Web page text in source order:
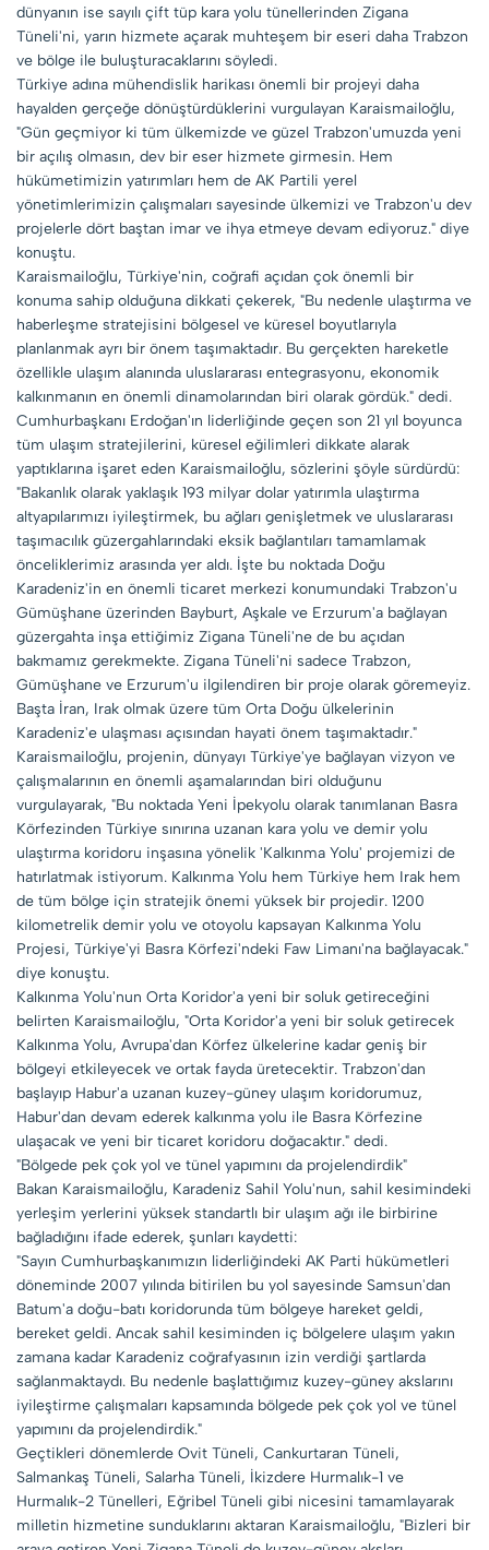
dünyanın ise sayılı çift tüp kara yolu tünellerinden Zigana
Tüneli'ni, yarın hizmete açarak muhteşem bir eseri daha Trabzon
ve bölge ile buluşturacaklarını söyledi.
Türkiye adına mühendislik harikası önemli bir projeyi daha
hayalden gerçeğe dönüştürdüklerini vurgulayan Karaismailoğlu,
"Gün geçmiyor ki tüm ülkemizde ve güzel Trabzon'umuzda yeni
bir açılış olmasın, dev bir eser hizmete girmesin. Hem
hükümetimizin yatırımları hem de AK Partili yerel
yönetimlerimizin çalışmaları sayesinde ülkemizi ve Trabzon'u dev
projelerle dört baştan imar ve ihya etmeye devam ediyoruz." diye
konuştu.
Karaismailoğlu, Türkiye'nin, coğrafi açıdan çok önemli bir
konuma sahip olduğuna dikkati çekerek, "Bu nedenle ulaştırma ve
haberleşme stratejisini bölgesel ve küresel boyutlarıyla
planlanmak ayrı bir önem taşımaktadır. Bu gerçekten hareketle
özellikle ulaşım alanında uluslararası entegrasyonu, ekonomik
kalkınmanın en önemli dinamolarından biri olarak gördük." dedi.
Cumhurbaşkanı Erdoğan'ın liderliğinde geçen son 21 yıl boyunca
tüm ulaşım stratejilerini, küresel eğilimleri dikkate alarak
yaptıklarına işaret eden Karaismailoğlu, sözlerini şöyle sürdürdü:
"Bakanlık olarak yaklaşık 193 milyar dolar yatırımla ulaştırma
altyapılarımızı iyileştirmek, bu ağları genişletmek ve uluslararası
taşımacılık güzergahlarındaki eksik bağlantıları tamamlamak
önceliklerimiz arasında yer aldı. İşte bu noktada Doğu
Karadeniz'in en önemli ticaret merkezi konumundaki Trabzon'u
Gümüşhane üzerinden Bayburt, Aşkale ve Erzurum'a bağlayan
güzergahta inşa ettiğimiz Zigana Tüneli'ne de bu açıdan
bakmamız gerekmekte. Zigana Tüneli'ni sadece Trabzon,
Gümüşhane ve Erzurum'u ilgilendiren bir proje olarak göremeyiz.
Başta İran, Irak olmak üzere tüm Orta Doğu ülkelerinin
Karadeniz'e ulaşması açısından hayati önem taşımaktadır."
Karaismailoğlu, projenin, dünyayı Türkiye'ye bağlayan vizyon ve
çalışmalarının en önemli aşamalarından biri olduğunu
vurgulayarak, "Bu noktada Yeni İpekyolu olarak tanımlanan Basra
Körfezinden Türkiye sınırına uzanan kara yolu ve demir yolu
ulaştırma koridoru inşasına yönelik 'Kalkınma Yolu' projemizi de
hatırlatmak istiyorum. Kalkınma Yolu hem Türkiye hem Irak hem
de tüm bölge için stratejik önemi yüksek bir projedir. 1200
kilometrelik demir yolu ve otoyolu kapsayan Kalkınma Yolu
Projesi, Türkiye'yi Basra Körfezi'ndeki Faw Limanı'na bağlayacak."
diye konuştu.
Kalkınma Yolu'nun Orta Koridor'a yeni bir soluk getireceğini
belirten Karaismailoğlu, "Orta Koridor'a yeni bir soluk getirecek
Kalkınma Yolu, Avrupa'dan Körfez ülkelerine kadar geniş bir
bölgeyi etkileyecek ve ortak fayda üretecektir. Trabzon'dan
başlayıp Habur'a uzanan kuzey-güney ulaşım koridorumuz,
Habur'dan devam ederek kalkınma yolu ile Basra Körfezine
ulaşacak ve yeni bir ticaret koridoru doğacaktır." dedi.
"Bölgede pek çok yol ve tünel yapımını da projelendirdik"
Bakan Karaismailoğlu, Karadeniz Sahil Yolu'nun, sahil kesimindeki
yerleşim yerlerini yüksek standartlı bir ulaşım ağı ile birbirine
bağladığını ifade ederek, şunları kaydetti:
"Sayın Cumhurbaşkanımızın liderliğindeki AK Parti hükümetleri
döneminde 2007 yılında bitirilen bu yol sayesinde Samsun'dan
Batum'a doğu-batı koridorunda tüm bölgeye hareket geldi,
bereket geldi. Ancak sahil kesiminden iç bölgelere ulaşım yakın
zamana kadar Karadeniz coğrafyasının izin verdiği şartlarda
sağlanmaktaydı. Bu nedenle başlattığımız kuzey-güney akslarını
iyileştirme çalışmaları kapsamında bölgede pek çok yol ve tünel
yapımını da projelendirdik."
Geçtikleri dönemlerde Ovit Tüneli, Cankurtaran Tüneli,
Salmankaş Tüneli, Salarha Tüneli, İkizdere Hurmalık-1 ve
Hurmalık-2 Tünelleri, Eğribel Tüneli gibi nicesini tamamlayarak
milletin hizmetine sunduklarını aktaran Karaismailoğlu, "Bizleri bir